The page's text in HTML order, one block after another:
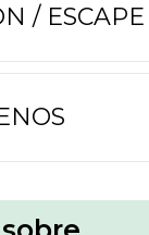
/ ESCAPE